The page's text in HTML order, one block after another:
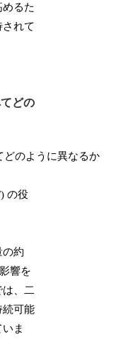
るた
れて
どの
の役
の約
響を
、二
続可能
ま